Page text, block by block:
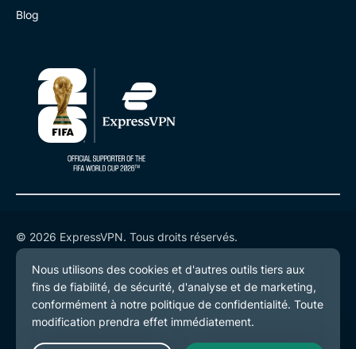
Blog
© 2026 ExpressVPN. Tous droits réservés.
Politique de confidentialité
Conditions de service
Préférences de cookies